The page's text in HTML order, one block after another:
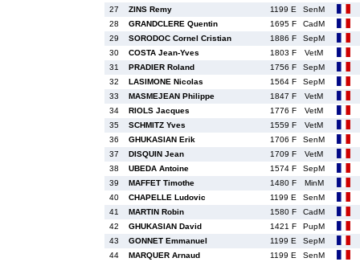
27
ZINS Remy 1199 E
SenM
28
GRANDCLERE Quentin 1695 F
CadM
29
SORODOC Cornel Cristian 1886 F
SepM
30
COSTA Jean-Yves 1803 F
VetM
31
PRADIER Roland 1756 F
SepM
32
LASIMONE Nicolas 1564 F
SepM
33
MASMEJEAN Philippe 1847 F
VetM
34
RIOLS Jacques 1776 F
VetM
35
SCHMITZ Yves 1559 F
VetM
36
GHUKASIAN Erik 1706 F
SenM
37
DISQUIN Jean 1709 F
VetM
38
UBEDA Antoine 1574 F
SepM
39
MAFFET Timothe 1480 F
MinM
40
CHAPELLE Ludovic 1199 E
SenM
41
MARTIN Robin 1580 F
CadM
42
GHUKASIAN David 1421 F
PupM
43
GONNET Emmanuel 1199 E
SepM
44
MARQUER Arnaud 1199 E
SenM